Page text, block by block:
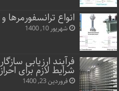
انواع ترانسفورمرها و
شهریور 10, 1400
فرآیند ارزیابی
شرایط لازم برای
فروردین 23, 1400